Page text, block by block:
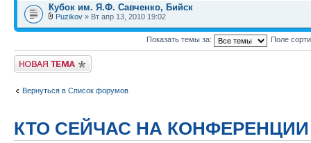
Кубок им. Я.Ф. Савченко, Бийск
Puzikov » Вт апр 13, 2010 19:02
Показать темы за: Поле
Новая тема
Вернуться в Список форумов
КТО СЕЙЧАС НА КОНФЕРЕНЦИИ